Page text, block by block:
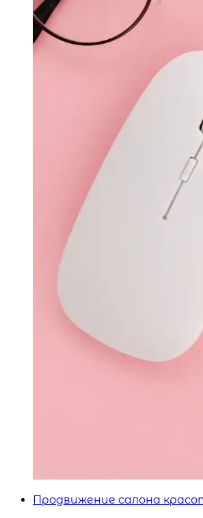
Продвижение салона